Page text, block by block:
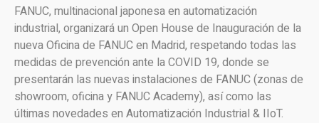
FANUC, multinacional japonesa en automatización
industrial, organizará un Open House de Inauguración de la
nueva Oficina de FANUC en Madrid, respetando todas las
medidas de prevención ante la COVID 19, donde se
presentarán las nuevas instalaciones de FANUC (zonas de
showroom, oficina y FANUC Academy), así como las
últimas novedades en Automatización Industrial & IIoT.